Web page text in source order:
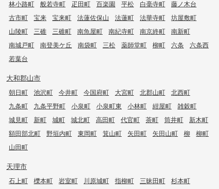
林小路町
般若寺町 疋田町 百楽園 平松 白毫寺町
藤ノ木台
古市町
宝来 宝来町 法蓮佐保山 法蓮町 法華寺町
坊屋敷町
山陵町
三碓 三碓町 南魚屋町 南紀寺町 南京終町
南新町
南城戸町
南登美ケ丘 南袋町 三松 薬師堂町 柳町 六条
六条西
若葉台
大和郡山市
朝日町 池沢町 今井町 今国府町 大宮町 北郡山町
北西町
九条町
九条平野町 小泉町 小泉町東 小林町 紺屋町
雑穀町
城見町
新町 城町 城北町 高田町 代官町 茶町 筒井町
新木町
額田部北町
野垣内町 東岡町 箕山町 矢田町 矢田山町 柳
柳町
山田町
天理市
石上町 櫟本町 岩室町 川原城町 指柳町 三昧田町
杉本町